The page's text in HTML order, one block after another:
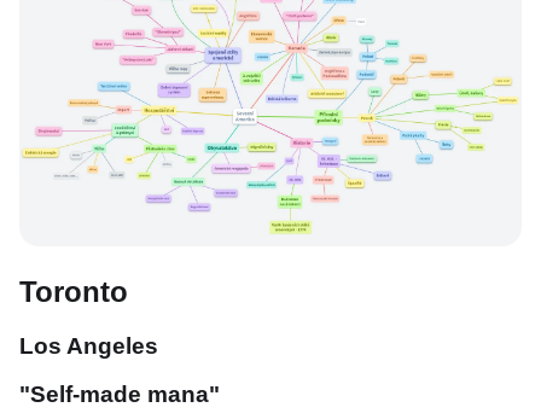
Toronto
Los Angeles
"Self-made mana"